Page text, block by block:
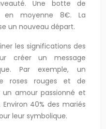
Une botte de
en moyenne 8€. La
un nouveau départ.
les significations des
créer un message
Par exemple, un
roses rouges et de
amour passionné et
40% des mariés
leur symbolique.